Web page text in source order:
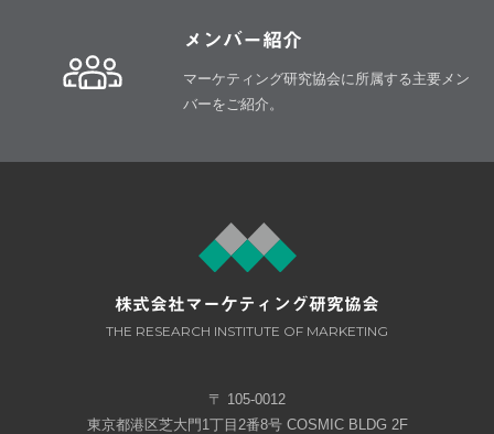
メンバー紹介
マーケティング研究協会に所属する主要メン
バーをご紹介。
株式会社マーケティング研究協会
THE RESEARCH INSTITUTE OF MARKETING
〒 105-0012
東京都港区芝大門1丁目2番8号 COSMIC BLDG 2F